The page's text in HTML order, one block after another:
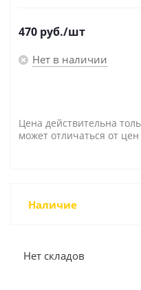
470 руб./шт
Нет в наличии
Цена действительна
может отличаться от
Наличие
Нет складов